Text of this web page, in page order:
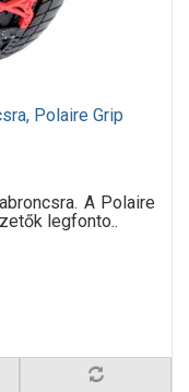
Polaire Grip
A Polaire
legfonto..